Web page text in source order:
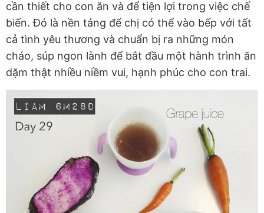
cần thiết cho con ăn và để tiện lợi trong việc chế
biến. Đó là nền tảng để chị có thể vào bếp với tất
cả tình yêu thương và chuẩn bị ra những món
cháo, súp ngon lành để bắt đầu một hành trình ăn
dặm thật nhiều niềm vui, hạnh phúc cho con trai.